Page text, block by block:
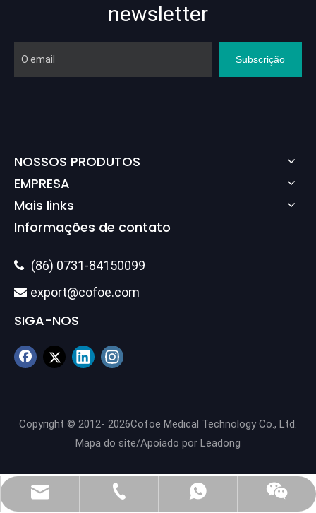
newsletter
Subscrição
NOSSOS PRODUTOS
EMPRESA
Mais links
Informações de contato
 (86) 0731-84150099
 export@cofoe.com
SIGA-NOS
export@cofoe.com
(86) 0731-84150099
86-13705288331
86-13705288331
Copyright © 2012- 2026Cofoe Medical Technology Co., Ltd.
Mapa do site/Apoiado por Leadong